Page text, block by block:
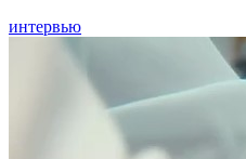
интервью